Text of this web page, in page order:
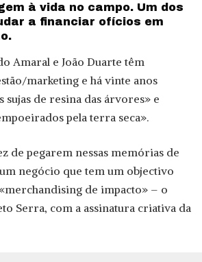
à vida no campo. Um dos
a financiar ofícios em
Amaral e João Duarte têm
marketing e há vinte anos
sujas de resina das árvores» e
pela terra seca».
de pegarem nessas memórias de
negócio que tem um objectivo
de impacto» – o
Serra, com a assinatura criativa da